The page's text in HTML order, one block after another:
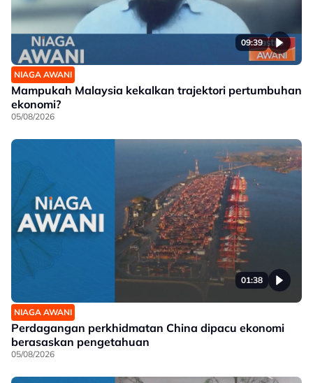
09:39
NIAGA AWANI
Mampukah Malaysia kekalkan trajektori pertumbuhan
ekonomi?
05/08/2026
01:38
NIAGA AWANI
Perdagangan perkhidmatan China dipacu ekonomi
berasaskan pengetahuan
05/08/2026